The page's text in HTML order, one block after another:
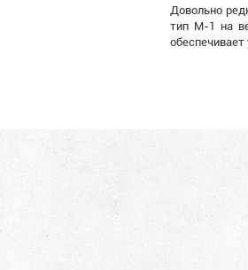
Довольно
тип М-1 на